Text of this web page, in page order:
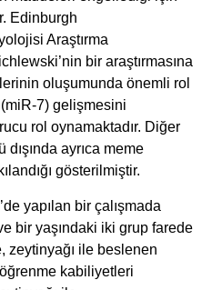
Edinburgh
Araştırma
bir araştırmasına
oluşumunda önemli rol
7) gelişmesini
rol oynamaktadır. Diğer
ayrıca meme
gösterilmiştir.
yapılan bir çalışmada
bir yaşındaki iki grup farede
zeytinyağı ile beslenen
kabiliyetleri